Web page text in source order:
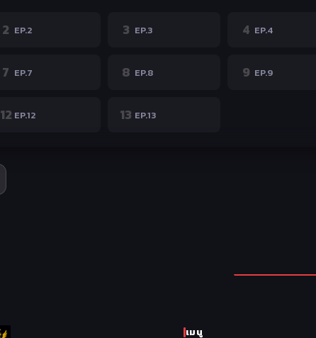
2 EP.2 3 EP.3 4 EP.4
7 EP.7 8 EP.8 9 EP.9
12 EP.12 13 EP.13
เมนู